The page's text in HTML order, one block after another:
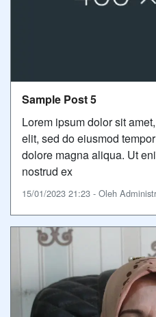
Sample Post 5
Lorem ipsum dolor sit
elit, sed do eiusmod
dolore magna aliqua. Ut
nostrud ex
15/01/2023 21:23 - Oleh